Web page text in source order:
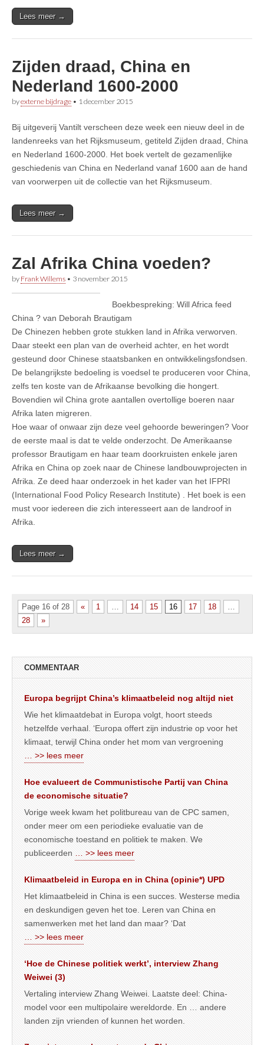
Lees meer →
Zijden draad, China en
Nederland 1600-2000
byexterne bijdrage • 1 december 2015
Bij uitgeverij Vantilt verscheen deze week een nieuw deel in de
landenreeks van het Rijksmuseum, getiteld Zijden draad, China
en Nederland 1600-2000. Het boek vertelt de gezamenlijke
geschiedenis van China en Nederland vanaf 1600 aan de hand
van voorwerpen uit de collectie van het Rijksmuseum.
Lees meer →
Zal Afrika China voeden?
by Frank Willems • 3 november 2015
Boekbespreking: Will Africa feed
China ? van Deborah Brautigam
De Chinezen hebben grote stukken land in Afrika verworven.
Daar steekt een plan van de overheid achter, en het wordt
gesteund door Chinese staatsbanken en ontwikkelingsfondsen.
De belangrijkste bedoeling is voedsel te produceren voor China,
zelfs ten koste van de Afrikaanse bevolking die hongert.
Bovendien wil China grote aantallen overtollige boeren naar
Afrika laten migreren.
Hoe waar of onwaar zijn deze veel gehoorde beweringen? Voor
de eerste maal is dat te velde onderzocht. De Amerikaanse
professor Brautigam en haar team doorkruisten enkele jaren
Afrika en China op zoek naar de Chinese landbouwprojecten in
Afrika. Ze deed haar onderzoek in het kader van het IFPRI
(International Food Policy Research Institute) . Het boek is een
must voor iedereen die zich interesseert aan de landroof in
Afrika.
Lees meer →
Page 16 of 28 « 1 14 15 16 17 18
28
»
COMMENTAAR
Europa begrijpt China’s klimaatbeleid nog altijd niet
Wie het klimaatdebat in Europa volgt, hoort steeds
hetzelfde verhaal. ‘Europa offert zijn industrie op voor het
klimaat, terwijl China onder het mom van vergroening
… >> lees meer
Hoe evalueert de Communistische Partij van China
de economische situatie?
Vorige week kwam het politbureau van de CPC samen,
onder meer om een periodieke evaluatie van de
economische toestand en politiek te maken. We
publiceerden
… >> lees meer
Klimaatbeleid in Europa en in China (opinie*) UPD
Het klimaatbeleid in China is een succes. Westerse media
en deskundigen geven het toe. Leren van China en
samenwerken met het land dan maar? ‘Dat
… >> lees meer
‘Hoe de Chinese politiek werkt’, interview Zhang
Weiwei (3)
Vertaling interview Zhang Weiwei. Laatste deel: China-
model voor een multipolaire wereldorde. En … andere
landen zijn vrienden of kunnen het worden.